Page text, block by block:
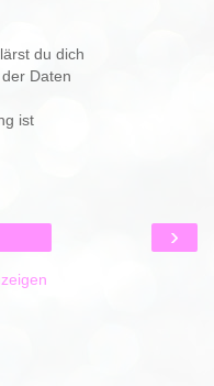
du dich
Daten
ist
›